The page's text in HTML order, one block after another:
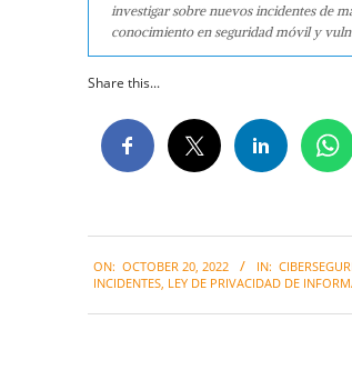
investigar sobre nuevos incidentes de
conocimiento en seguridad móvil y
Share this...
10-
ON: OCTOBER 20, 2022 IN:
INCIDENTES, LEY DE PRIVACIDAD DE